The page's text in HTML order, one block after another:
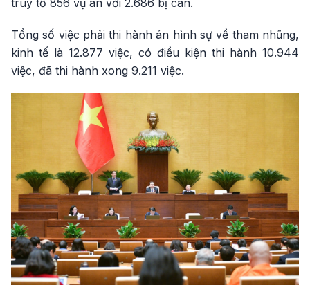
truy tố 856 vụ án với 2.686 bị can.
Tổng số việc phải thi hành án hình sự về tham nhũng,
kinh tế là 12.877 việc, có điều kiện thi hành 10.944
việc, đã thi hành xong 9.211 việc.